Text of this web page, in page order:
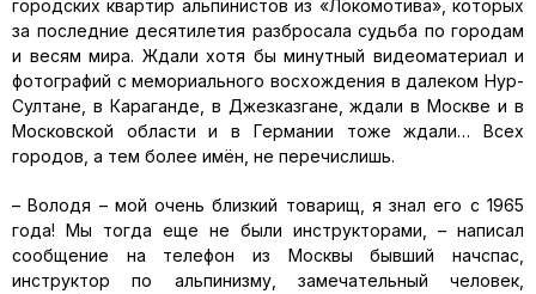
городских квартир альпинистов из «Локомотива», которых
за последние десятилетия разбросала судьба по городам
и весям мира. Ждали хотя бы минутный видеоматериал и
фотографий с мемориального восхождения в далеком Нур-
Султане, в Караганде, в Джезказгане, ждали в Москве и в
Московской области и в Германии тоже ждали… Всех
городов, а тем более имён, не перечислишь.
– Володя – мой очень близкий товарищ, я знал его с 1965
года! Мы тогда еще не были инструкторами, – написал
сообщение на телефон из Москвы бывший начспас,
инструктор по альпинизму, замечательный человек,